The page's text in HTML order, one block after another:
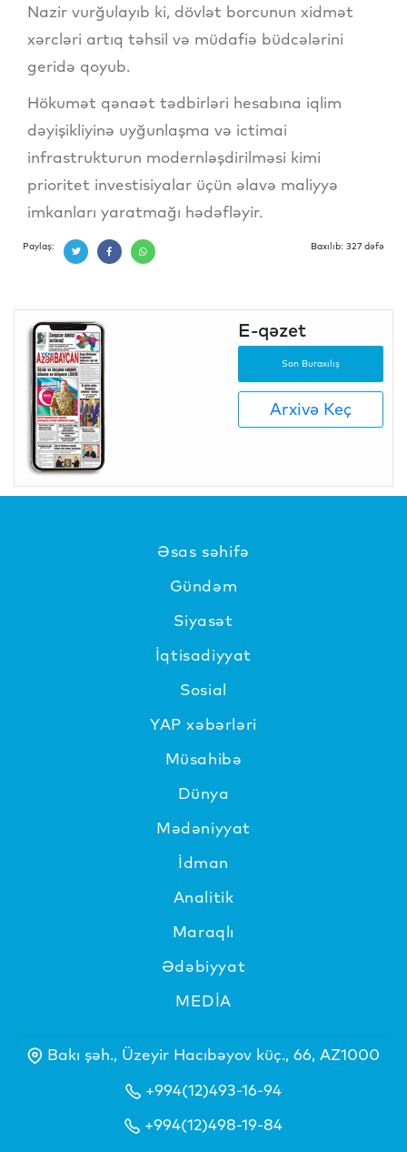
Nazir vurğulayıb ki, dövlət borcunun xidmət
xərcləri artıq təhsil və müdafiə büdcələrini
geridə qoyub.
Hökumət qənaət tədbirləri hesabına iqlim
dəyişikliyinə uyğunlaşma və ictimai
infrastrukturun modernləşdirilməsi kimi
prioritet investisiyalar üçün əlavə maliyyə
imkanları yaratmağı hədəfləyir.
Paylaş: Baxılıb: 327 dəfə
E-qəzet
Son Buraxılış
Arxivə Keç
Əsas səhifə
Gündəm
Siyasət
İqtisadiyyat
Sosial
YAP xəbərləri
Müsahibə
Dünya
Mədəniyyat
İdman
Analitik
Maraqlı
Ədəbiyyat
MEDİA
Bakı şəh., Üzeyir Hacıbəyov küç., 66, AZ1000
+994(12)493-16-94
+994(12)498-19-84